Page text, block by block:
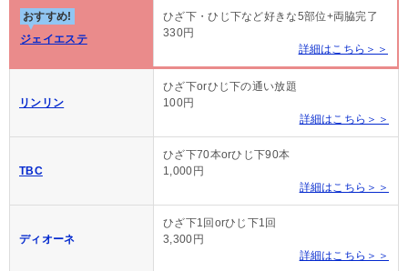
おすすめ!
ジェイエステ
ひざ下・ひじ下など好きな5部位+両脇完了
330円
詳細はこちら＞＞
リンリン
ひざ下orひじ下の通い放題
100円
詳細はこちら＞＞
TBC
ひざ下70本orひじ下90本
1,000円
詳細はこちら＞＞
ディオーネ
ひざ下1回orひじ下1回
3,300円
詳細はこちら＞＞